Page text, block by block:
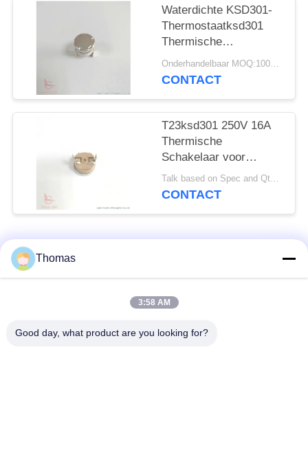
Waterdichte KSD301-
Thermostaatksd301
Thermische
Schakelaar voor
Broodrooster
Onderhandelbaar MOQ:1000PCS
CONTACT
T23ksd301 250V 16A
Thermische
Schakelaar voor
Voeten die Bassin
wassen
Talk based on Spec and Qty. MOQ:1000pcs, maar ook steun proeflooppas Qty.
CONTACT
populaire categorieën
automatische het
Thomas
3:58 AM
Good day, what product are you looking for?